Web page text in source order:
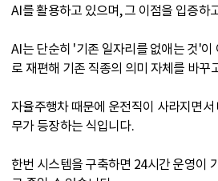
AI를 활용하고 있으며, 그 이점을 입증하
AI는 단순히 '기존 일자리를 없애는 것'이
로 재편해 기존 직종의 의미 자체를 바꾸
자율주행차 때문에 운전직이 사라지면서
무가 등장하는 식입니다.
한번 시스템을 구축하면 24시간 운영이